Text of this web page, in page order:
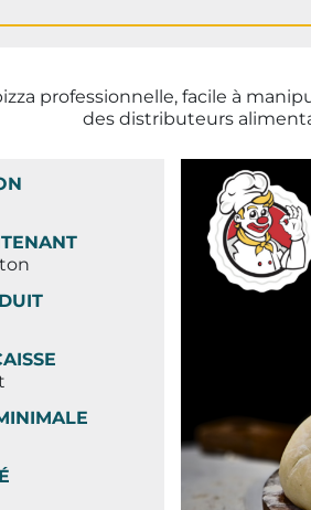
professionnelle, facile à
des distributeurs